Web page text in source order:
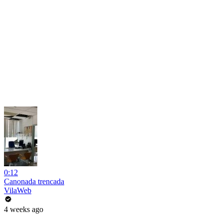
0:12
Canonada trencada
VilaWeb
4 weeks ago